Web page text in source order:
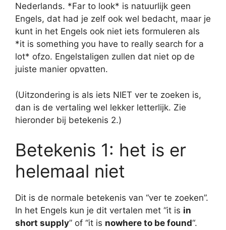
Nederlands. *Far to look* is natuurlijk geen
Engels, dat had je zelf ook wel bedacht, maar je
kunt in het Engels ook niet iets formuleren als
*it is something you have to really search for a
lot* ofzo. Engelstaligen zullen dat niet op de
juiste manier opvatten.
(Uitzondering is als iets NIET ver te zoeken is,
dan is de vertaling wel lekker letterlijk. Zie
hieronder bij betekenis 2.)
Betekenis 1: het is er
helemaal niet
Dit is de normale betekenis van “ver te zoeken”.
In het Engels kun je dit vertalen met “it is in
short supply” of “it is nowhere to be found“.